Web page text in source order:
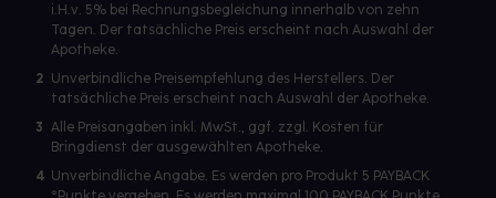
i.H.v. 5% bei Rechnungsbegleichung innerhalb von zehn
Tagen. Der tatsächliche Preis erscheint nach Auswahl der
Apotheke.
2 Unverbindliche Preisempfehlung des Herstellers. Der
tatsächliche Preis erscheint nach Auswahl der Apotheke.
3 Alle Preisangaben inkl. MwSt., ggf. zzgl. Kosten für
Bringdienst der ausgewählten Apotheke.
4 Unverbindliche Angabe. Es werden pro Produkt 5 PAYBACK